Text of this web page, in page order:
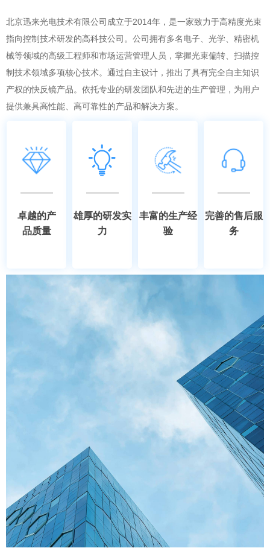
北京迅来光电技术有限公司成立于2014年，是一家致力于高精度光束
指向控制技术研发的高科技公司。公司拥有多名电子、光学、精密机
械等领域的高级工程师和市场运营管理人员，掌握光束偏转、扫描控
制技术领域多项核心技术。通过自主设计，推出了具有完全自主知识
产权的快反镜产品。依托专业的研发团队和先进的生产管理，为用户
提供兼具高性能、高可靠性的产品和解决方案。
卓越的产
品质量
雄厚的研发实
力
丰富的生产经
验
完善的售后服
务